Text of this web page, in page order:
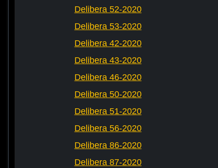
Delibera 52-2020
Delibera 53-2020
Delibera 42-2020
Delibera 43-2020
Delibera 46-2020
Delibera 50-2020
Delibera 51-2020
Delibera 56-2020
Delibera 86-2020
Delibera 87-2020